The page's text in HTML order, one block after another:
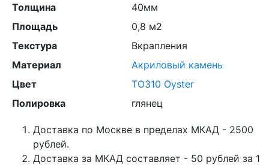
Толщина
40мм
Площадь
0,8 м2
Текстура
Вкрапления
Материал
Акриловый камень
Цвет
TO310 Oyster
Полировка
глянец
Доставка по Москве в пределах МКАД - 2500
рублей.
Доставка за МКАД составляет - 50 рублей за 1